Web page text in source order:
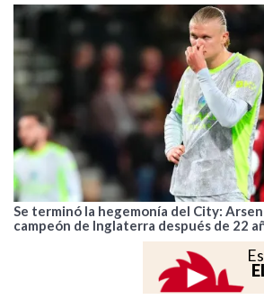
Se terminó la hegemonía del City:
campeón de Inglaterra después de 22